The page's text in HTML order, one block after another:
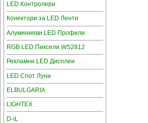
LED Контролери
Конектори за LED Ленти
Алуминиеви LED Профили
RGB LED Пиксели WS2812
Рекламни LED Дисплеи
LED Спот Луни
ELBULGARIA
LIGHTEX
D-iL